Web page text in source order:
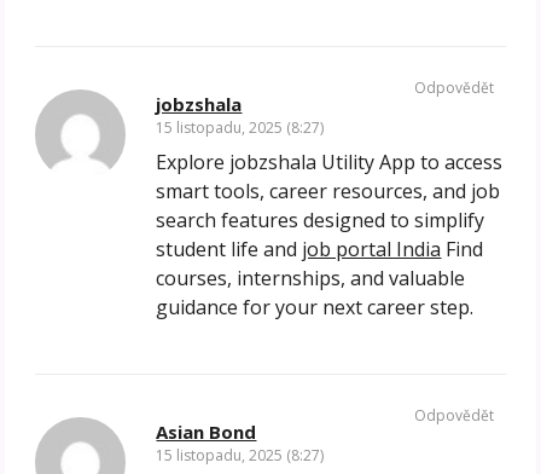
jobzshala
15 listopadu, 2025 (8:27)
Explore jobzshala Utility App to access
smart tools, career resources, and job
search features designed to simplify
student life and job portal India Find
courses, internships, and valuable
guidance for your next career step.
Odpovědět
Asian Bond
15 listopadu, 2025 (8:27)
Odpovědět